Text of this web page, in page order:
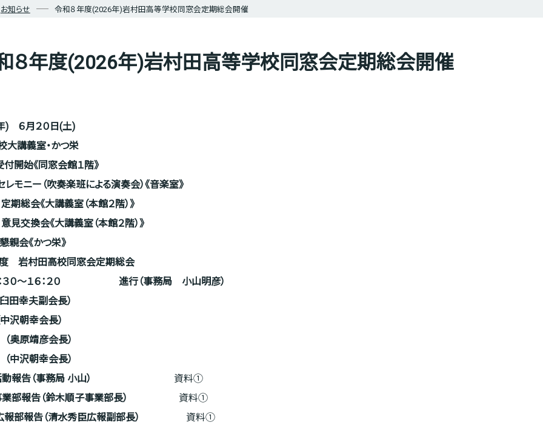
お知らせ 令和８年度(2026年)岩村田高等学校同窓会定期総会開催
８年度(2026年)岩村田高等学校同窓会定期総会開催
) ６月２０日(土)
大講義室・かつ栄
始《同窓会館１階》
モニー（吹奏楽班による演奏会）《音楽室》
期総会《大講義室（本館２階）》
交換会《大講義室（本館２階）》
《かつ栄》
岩村田高校同窓会定期総会
３０～１６：２０ 進行 （事務局 小山明彦）
田幸夫副会長）
沢朝幸会長）
奥原靖彦会長）
中沢朝幸会長）
報告（事務局 小山）
資料①
業部報告（鈴木順子事業部長） 資料①
報告（清水秀臣広報副部長） 資料①